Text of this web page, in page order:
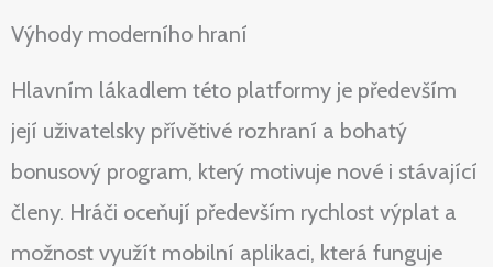
Výhody moderního hraní
Hlavním lákadlem této platformy je především
její uživatelsky přívětivé rozhraní a bohatý
bonusový program, který motivuje nové i stávající
členy. Hráči oceňují především rychlost výplat a
možnost využít mobilní aplikaci, která funguje